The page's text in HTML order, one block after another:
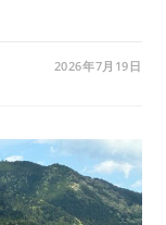
2026年7月19日